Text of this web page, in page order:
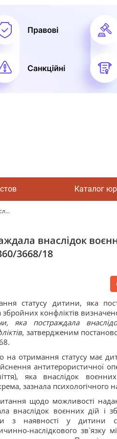
Каталог
внаслідок
3668/18
статусу дитини, яка
збройних конфліктів
яка постраждала
, затвердженим
на отримання статусу має
антитерористичної
яка внаслідок
зазнала психологічного
щодо можливості
внаслідок воєнних дій і
з наявності у дитини
наслідкового зв`язку